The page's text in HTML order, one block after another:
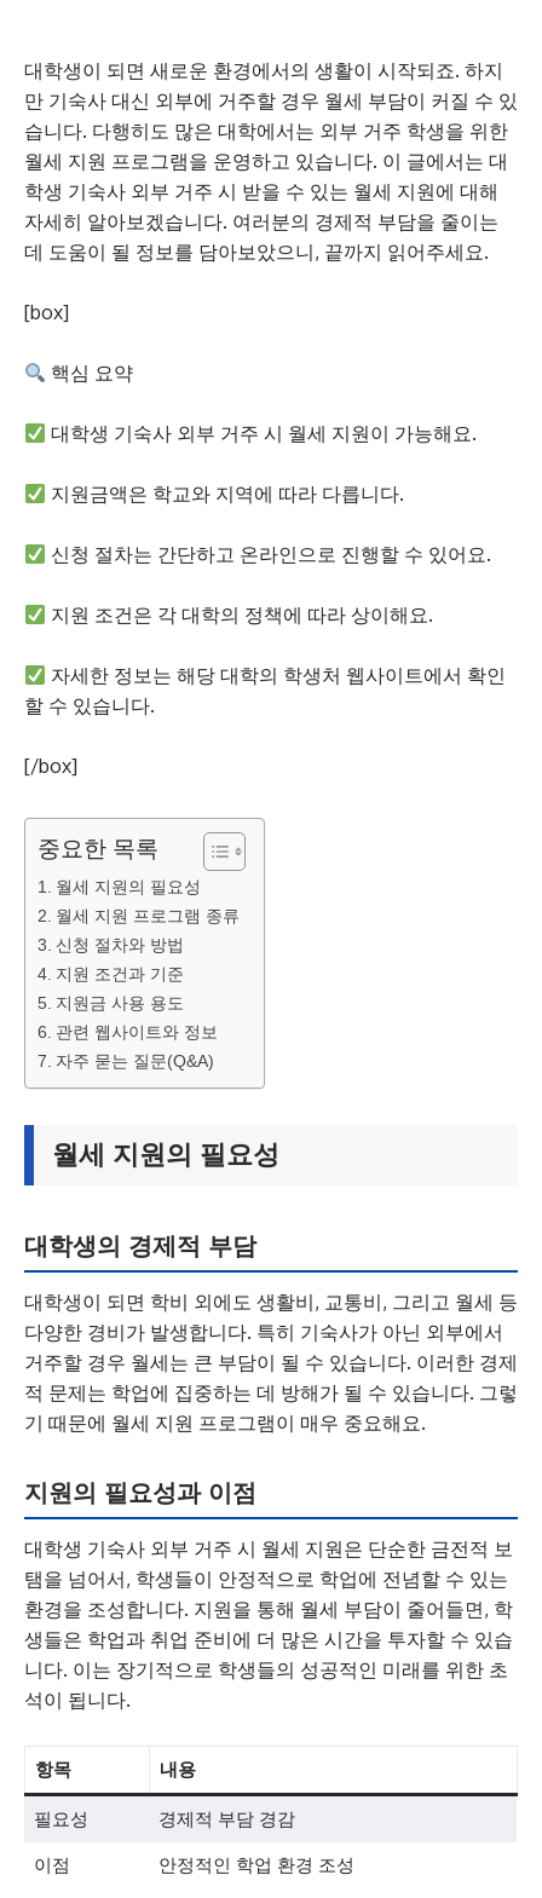
대학생이 되면 새로운 환경에서의 생활이 시작되죠. 하지
만 기숙사 대신 외부에 거주할 경우 월세 부담이 커질 수 있
습니다. 다행히도 많은 대학에서는 외부 거주 학생을 위한
월세 지원 프로그램을 운영하고 있습니다. 이 글에서는 대
학생 기숙사 외부 거주 시 받을 수 있는 월세 지원에 대해
자세히 알아보겠습니다. 여러분의 경제적 부담을 줄이는
데 도움이 될 정보를 담아보았으니, 끝까지 읽어주세요.
[box]
핵심 요약
대학생 기숙사 외부 거주 시 월세 지원이 가능해요.
지원금액은 학교와 지역에 따라 다릅니다.
신청 절차는 간단하고 온라인으로 진행할 수 있어요.
지원 조건은 각 대학의 정책에 따라 상이해요.
자세한 정보는 해당 대학의 학생처 웹사이트에서 확인
할 수 있습니다.
[/box]
중요한 목록
월세 지원의 필요성
월세 지원 프로그램 종류
신청 절차와 방법
지원 조건과 기준
지원금 사용 용도
관련 웹사이트와 정보
자주 묻는 질문(Q&A)
월세 지원의 필요성
대학생의 경제적 부담
대학생이 되면 학비 외에도 생활비, 교통비, 그리고 월세 등
다양한 경비가 발생합니다. 특히 기숙사가 아닌 외부에서
거주할 경우 월세는 큰 부담이 될 수 있습니다. 이러한 경제
적 문제는 학업에 집중하는 데 방해가 될 수 있습니다. 그렇
기 때문에 월세 지원 프로그램이 매우 중요해요.
지원의 필요성과 이점
대학생 기숙사 외부 거주 시 월세 지원은 단순한 금전적 보
탬을 넘어서, 학생들이 안정적으로 학업에 전념할 수 있는
환경을 조성합니다. 지원을 통해 월세 부담이 줄어들면, 학
생들은 학업과 취업 준비에 더 많은 시간을 투자할 수 있습
니다. 이는 장기적으로 학생들의 성공적인 미래를 위한 초
석이 됩니다.
항목 내용
필요성 경제적 부담 경감
이점 안정적인 학업 환경 조성